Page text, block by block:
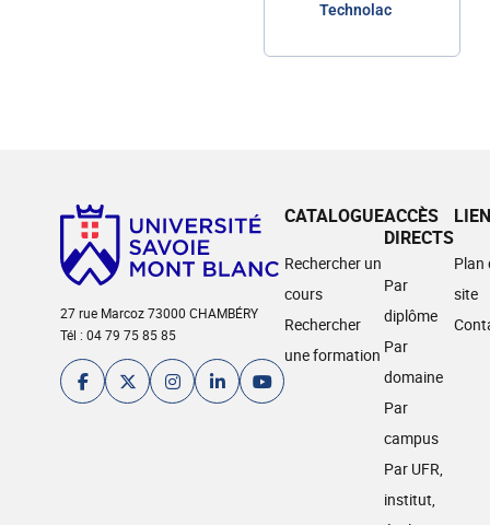
Technolac
27 rue Marcoz 73000 CHAMBÉRY
Tél : 04 79 75 85 85
CATALOGUE
Rechercher un
cours
Rechercher
une formation
ACCÈS
DIRECTS
Par
diplôme
Par
domaine
Par
campus
Par UFR,
institut,
Plan
site